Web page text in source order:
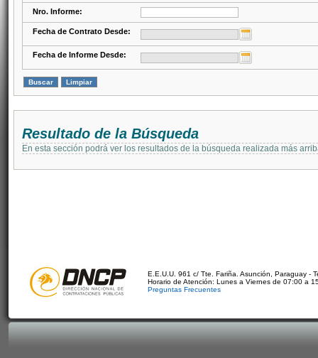
Nro. Informe:
Fecha de Contrato Desde:
Fecha de Informe Desde:
Resultado de la Búsqueda
En esta sección podrá ver los resultados de la búsqueda realizada más
E.E.U.U. 961 c/ Tte. Fariña. Asunción, Paraguay -
Horario de Atención: Lunes a Viernes de 07:00 a
Preguntas Frecuentes